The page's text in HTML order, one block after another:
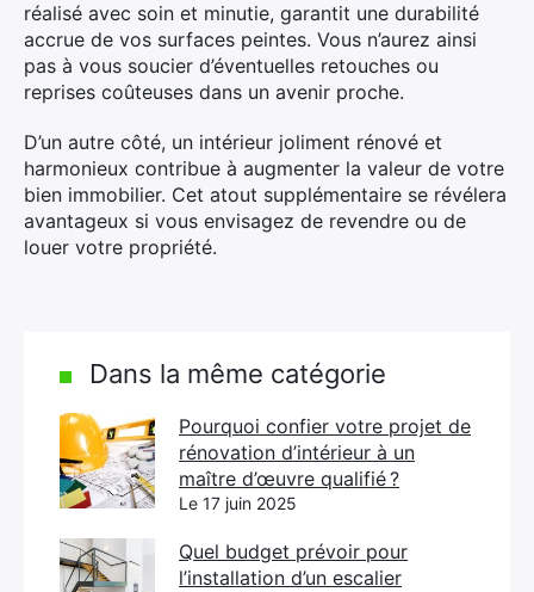
réalisé avec soin et minutie, garantit une durabilité
accrue de vos surfaces peintes. Vous n’aurez ainsi
pas à vous soucier d’éventuelles retouches ou
reprises coûteuses dans un avenir proche.
D’un autre côté, un intérieur joliment rénové et
harmonieux contribue à augmenter la valeur de votre
bien immobilier. Cet atout supplémentaire se révélera
avantageux si vous envisagez de revendre ou de
louer votre propriété.
Dans la même catégorie
Pourquoi confier votre projet de
rénovation d’intérieur à un
maître d’œuvre qualifié ?
Le 17 juin 2025
Quel budget prévoir pour
l’installation d’un escalier